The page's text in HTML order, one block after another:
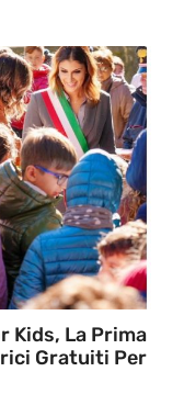
Kids, La Prima
Gratuiti Per